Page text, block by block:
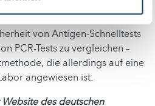
entsprechend geprüft wurden.
von Antigen-Schnelltests
PCR-Tests zu vergleichen –
die allerdings auf eine
angewiesen ist.
des deutschen